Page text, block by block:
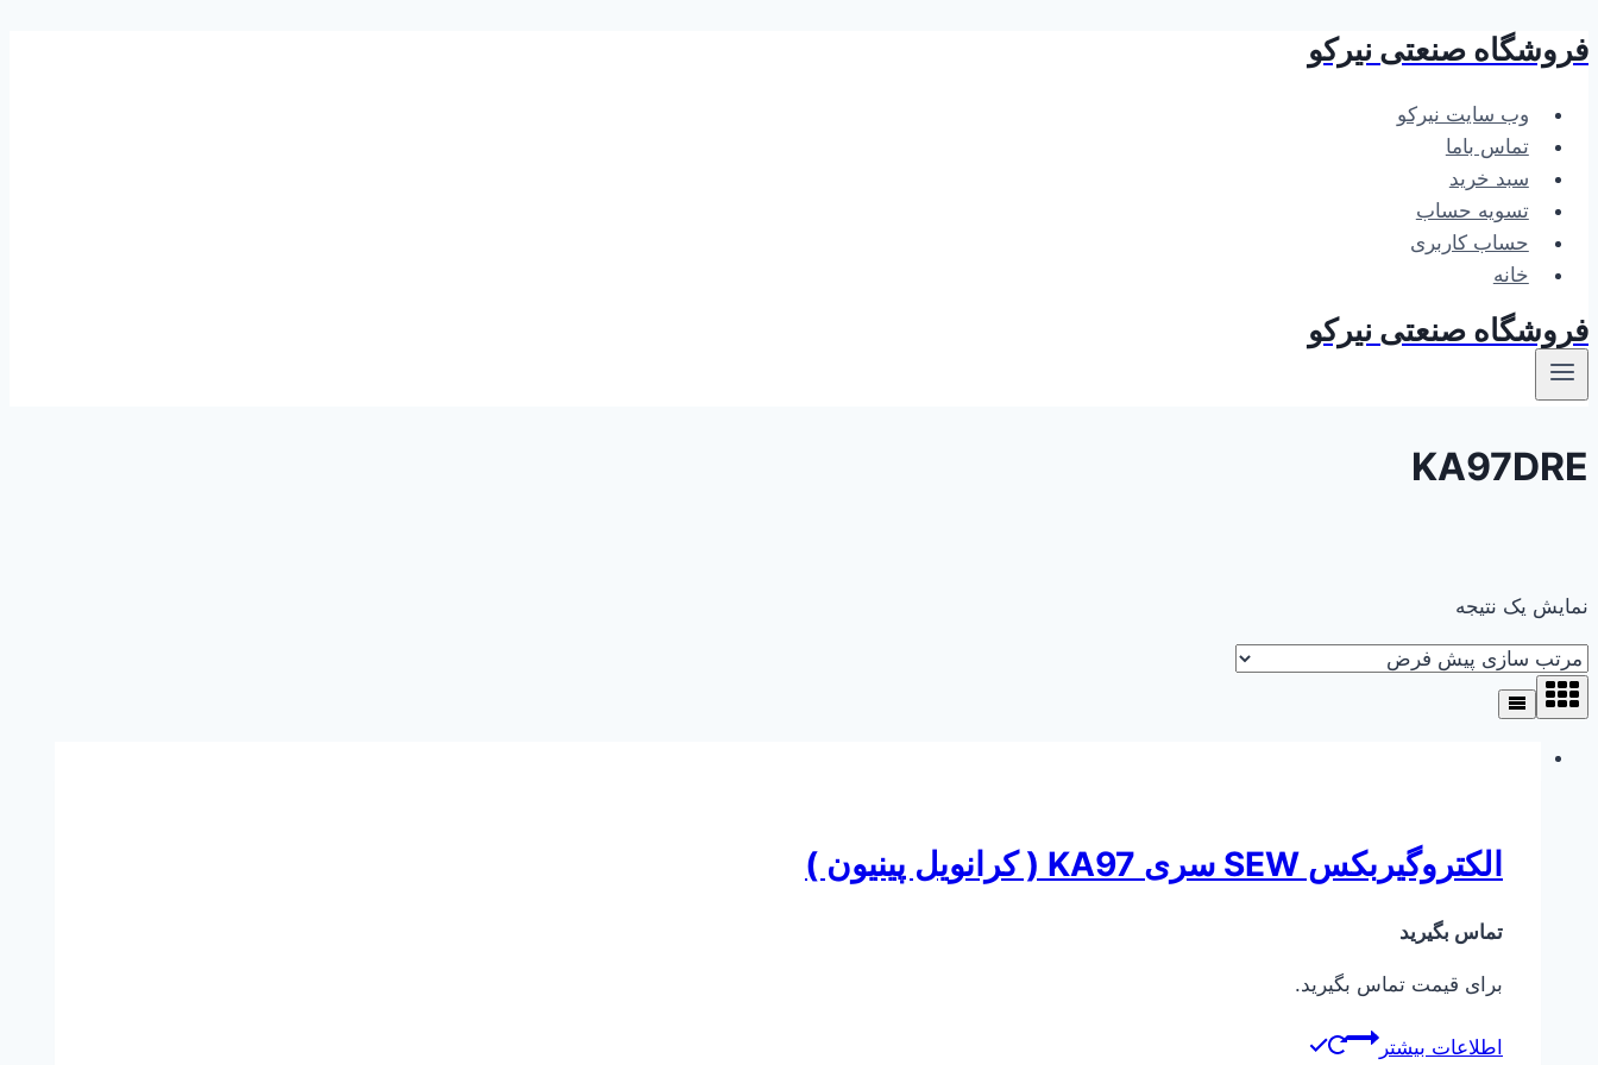
بازگشت
محتوا
فروشگاه صنعتی نیرکو
وب سایت نیرکو
تماس باما
سبد خرید
تسویه حساب
حساب کاربری
خانه
فروشگاه صنعتی نیرکو
KA97DRE
نمایش یک نتیجه
الکتروگیربکس SEW سری KA97 ( کرانویل پینیون )
تماس بگیرید
برای قیمت تماس بگیرید.
اطلاعات بیشتر